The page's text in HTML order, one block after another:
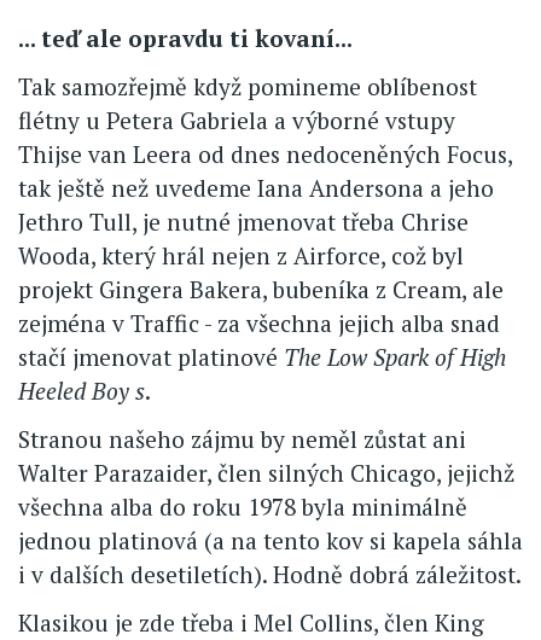
... teď ale opravdu ti kovaní...
Tak samozřejmě když pomineme oblíbenost
flétny u Petera Gabriela a výborné vstupy
Thijse van Leera od dnes nedoceněných Focus,
tak ještě než uvedeme Iana Andersona a jeho
Jethro Tull, je nutné jmenovat třeba Chrise
Wooda, který hrál nejen z Airforce, což byl
projekt Gingera Bakera, bubeníka z Cream, ale
zejména v Traffic - za všechna jejich alba snad
stačí jmenovat platinové The Low Spark of High
Heeled Boy s.
Stranou našeho zájmu by neměl zůstat ani
Walter Parazaider, člen silných Chicago, jejichž
všechna alba do roku 1978 byla minimálně
jednou platinová (a na tento kov si kapela sáhla
i v dalších desetiletích). Hodně dobrá záležitost.
Klasikou je zde třeba i Mel Collins, člen King